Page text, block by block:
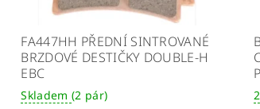
FA447HH PŘEDNÍ SINTROVANÉ
BRZDOVÉ DESTIČKY DOUBLE-H
EBC
Skladem (2 pár)